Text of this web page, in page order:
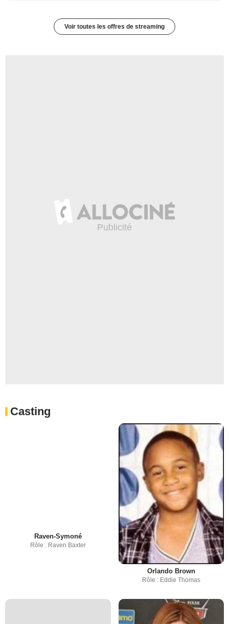
Voir toutes les offres de streaming
Casting
Raven-Symoné
Rôle : Raven Baxter
Orlando Brown
Rôle : Eddie Thomas